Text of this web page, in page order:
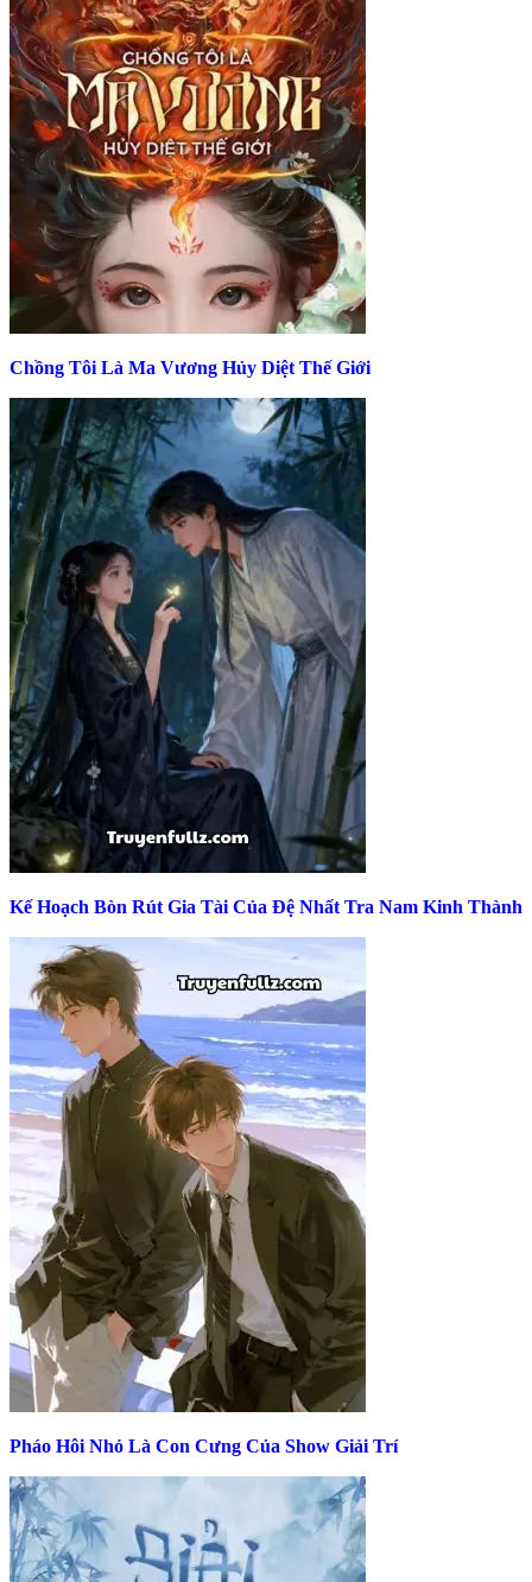
Chồng Tôi Là Ma Vương Hủy Diệt Thế Giới
Kế Hoạch Bòn Rút Gia Tài Của Đệ Nhất Tra Nam Kinh Thành
Pháo Hôi Nhỏ Là Con Cưng Của Show Giải Trí